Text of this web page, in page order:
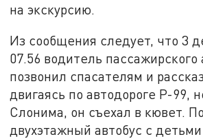
на экскурсию.
Из сообщения следует, что 3
07.56 водитель пассажирского
позвонил спасателям и
двигаясь по автодороге Р-99,
Слонима, он съехал в кювет.
двухэтажный автобус с